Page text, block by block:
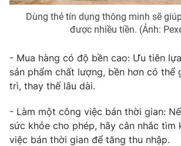
THỜI BÁO VTV
Theo dõi báo trên
Cơ quan báo chí:Thời báo VTV
Giấy phép hoạt động báo in và báo điện tử
cấp ngày 29/12/2023
Dùng thẻ tín dụng thông minh sẽ
được nhiều tiền. (Ảnh:
- Mua hàng có độ bền cao: Ưu tiên
sản phẩm chất lượng, bền hơn có thể
trì, thay thế lâu dài.
- Làm một công việc bán thời gian:
sức khỏe cho phép, hãy cân nhắc tìm
việc bán thời gian để tăng thu nhập.